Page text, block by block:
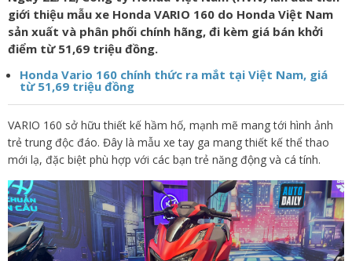
giới thiệu mẫu xe Honda VARIO 160 do Honda Việt Nam
sản xuất và phân phối chính hãng, đi kèm giá bán khởi
điểm từ 51,69 triệu đồng.
Honda Vario 160 chính thức ra mắt tại Việt Nam, giá
từ 51,69 triệu đồng
VARIO 160 sở hữu thiết kế hầm hố, mạnh mẽ mang tới hình ảnh
trẻ trung độc đáo. Đây là mẫu xe tay ga mang thiết kế thể thao
mới lạ, đặc biệt phù hợp với các bạn trẻ năng động và cá tính.